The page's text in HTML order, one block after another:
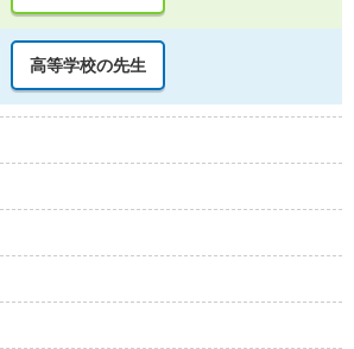
高等学校の先生